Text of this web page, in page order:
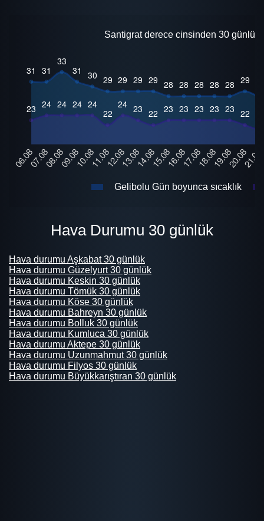
Santigrat derece cinsinden 30 günlük
Gelibolu Gün boyunca sıcaklık
Hava Durumu 30 günlük
Hava durumu Aşkabat 30 günlük
Hava durumu Güzelyurt 30 günlük
Hava durumu Keskin 30 günlük
Hava durumu Tömük 30 günlük
Hava durumu Köse 30 günlük
Hava durumu Bahreyn 30 günlük
Hava durumu Bolluk 30 günlük
Hava durumu Kumluca 30 günlük
Hava durumu Aktepe 30 günlük
Hava durumu Uzunmahmut 30 günlük
Hava durumu Filyos 30 günlük
Hava durumu Büyükkarıştıran 30 günlük